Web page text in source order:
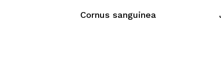
Cornus sanguinea